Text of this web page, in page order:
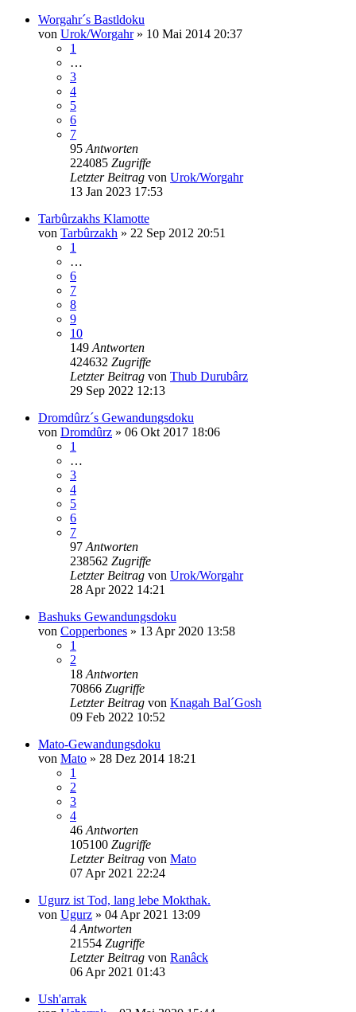
Worgahr´s Bastldoku
von Urok/Worgahr» 10 Mai 2014 20:37
1
…
3
4
5
6
7
95 Antworten
224085 Zugriffe
Letzter Beitrag von Urok/Worgahr
13 Jan 2023 17:53
Tarbûrzakhs Klamotte
von Tarbûrzakh » 22 Sep 2012 20:51
1
…
6
7
8
9
10
149 Antworten
424632 Zugriffe
Letzter Beitrag von Thub Durubârz
29 Sep 2022 12:13
Dromdûrz´s Gewandungsdoku
von Dromdûrz » 06 Okt 2017 18:06
1
…
3
4
5
6
7
97 Antworten
238562 Zugriffe
Letzter Beitrag von Urok/Worgahr
28 Apr 2022 14:21
Bashuks Gewandungsdoku
von Copperbones » 13 Apr 2020 13:58
1
2
18 Antworten
70866 Zugriffe
Letzter Beitrag von Knagah Bal´Gosh
09 Feb 2022 10:52
Mato-Gewandungsdoku
von Mato » 28 Dez 2014 18:21
1
2
3
4
46 Antworten
105100 Zugriffe
Letzter Beitrag von Mato
07 Apr 2021 22:24
Ugurz ist Tod, lang lebe Mokthak.
von Ugurz » 04 Apr 2021 13:09
4 Antworten
21554 Zugriffe
Letzter Beitrag von Ranâck
06 Apr 2021 01:43
Ush'arrak